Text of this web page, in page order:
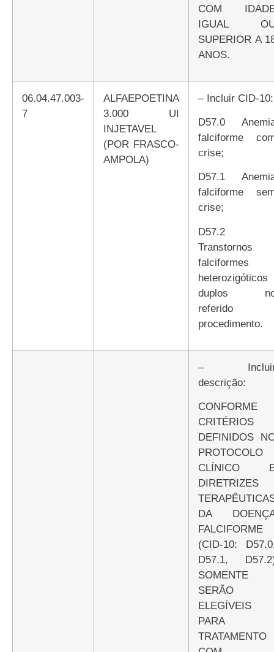
COM
IGUAL
SUPERIOR A
ANOS.
06.04.47.003-
7
ALFAEPOETINA
3.000 UI
INJETAVEL
(POR FRASCO-
AMPOLA)
– Incluir CID-10:
D57.0 Anemia
falciforme
crise;
D57.1 Anemia
falciforme
crise;
D57.2
Transtornos
falciformes
heterozigóticos
duplos
referido
procedimento.
– Incluir
descrição:
CONFORME
CRITÉRIOS
DEFINIDOS
PROTOCOLO
CLÍNICO
DIRETRIZES
DA
FALCIFORME
(CID-10:
D57.1,
SOMENTE
SERÃO
ELEGÍVEIS
PARA
TRATAMENTO